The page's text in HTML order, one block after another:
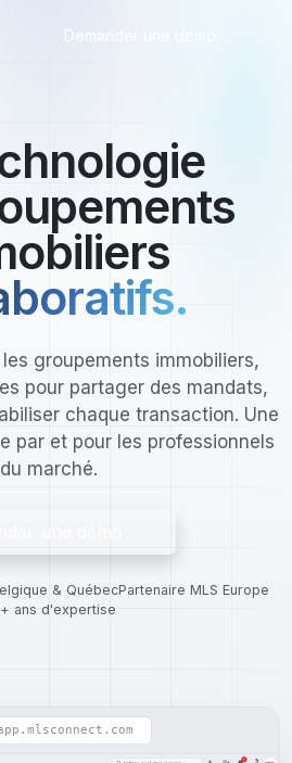
Demander une démo
groupements immobiliers,
pour partager des mandats,
chaque transaction. Une
par et pour les professionnels
du marché.
& QuébecPartenaire MLS Europe
ans d'expertise